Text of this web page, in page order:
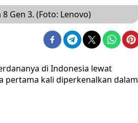
Gen 3. (Foto: Lenovo)
di Indonesia lewat
pertama kali diperkenalkan dalam